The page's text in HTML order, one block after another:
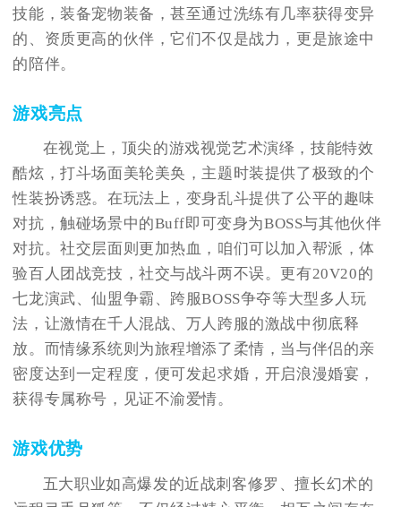
技能，装备宠物装备，甚至通过洗练有几率获得变异
的、资质更高的伙伴，它们不仅是战力，更是旅途中
的陪伴。
游戏亮点
在视觉上，顶尖的游戏视觉艺术演绎，技能特效
酷炫，打斗场面美轮美奂，主题时装提供了极致的个
性装扮诱惑。在玩法上，变身乱斗提供了公平的趣味
对抗，触碰场景中的Buff即可变身为BOSS与其他伙伴
对抗。社交层面则更加热血，咱们可以加入帮派，体
验百人团战竞技，社交与战斗两不误。更有20V20的
七龙演武、仙盟争霸、跨服BOSS争夺等大型多人玩
法，让激情在千人混战、万人跨服的激战中彻底释
放。而情缘系统则为旅程增添了柔情，当与伴侣的亲
密度达到一定程度，便可发起求婚，开启浪漫婚宴，
获得专属称号，见证不渝爱情。
游戏优势
五大职业如高爆发的近战刺客修罗、擅长幻术的